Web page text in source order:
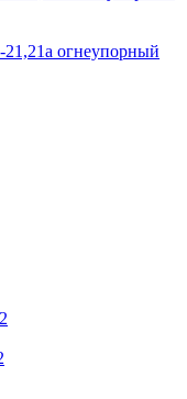
огнеупорный